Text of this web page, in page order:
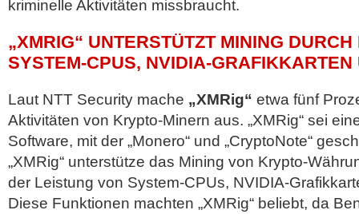
kriminelle Aktivitäten missbraucht.
„XMRIG“ UNTERSTÜTZT MINING
SYSTEM-CPUS, NVIDIA-GRAFIKKARTEN
Laut NTT Security mache „XMRig“ etwa fünf
Aktivitäten von Krypto-Minern aus. „XMRig“ sei
Software, mit der „Monero“ und „CryptoNote“
„XMRig“ unterstütze das Mining von Krypto-
der Leistung von System-CPUs, NVIDIA-
Diese Funktionen machten „XMRig“ beliebt, da